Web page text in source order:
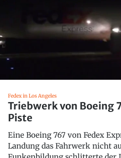
Fedex in Los Angeles
Triebwerk von Boeing
Piste
Eine Boeing 767 von Fedex
Landung das Fahrwerk nicht